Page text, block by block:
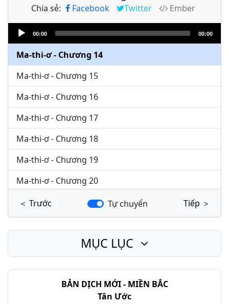
Chia sẻ: Facebook Twitter
Ember
Audio
Player
00:00 00:00
Ma-thi-ơ - Chương 12
Ma-thi-ơ - Chương 13
Ma-thi-ơ - Chương 14
Ma-thi-ơ - Chương 15
Ma-thi-ơ - Chương 16
Ma-thi-ơ - Chương 17
Ma-thi-ơ - Chương 18
Ma-thi-ơ - Chương 19
Ma-thi-ơ - Chương 20
Ma-thi-ơ - Chương 21
Ma-thi-ơ - Chương 23
Ma-thi-ơ - Chương 25
＜ Trước Tự chuyển Tiếp ＞
BẢN DỊCH MỚI - MIỀN BẮC
Tân Ước
MỤC LỤC